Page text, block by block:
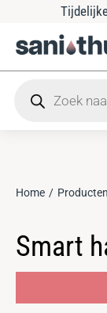
Je bent hier:
Home
Smart